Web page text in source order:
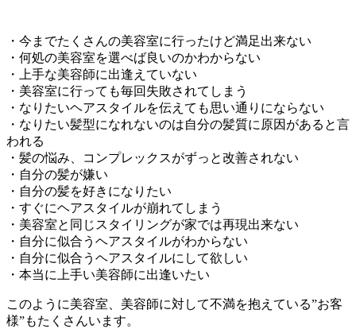
・今までたくさんの美容室に行ったけど満足出来ない
・何処の美容室を選べば良いのかわからない
・上手な美容師に出逢えていない
・美容室に行っても毎回失敗されてしまう
・なりたいヘアスタイルを伝えても思い通りにならない
・なりたい髪型になれないのは自分の髪質に原因があると言
われる
・髪の悩み、コンプレックスがずっと改善されない
・自分の髪が嫌い
・自分の髪を好きになりたい
・すぐにヘアスタイルが崩れてしまう
・美容室と同じスタイリングが家では再現出来ない
・自分に似合うヘアスタイルがわからない
・自分に似合うヘアスタイルにして欲しい
・本当に上手い美容師に出逢いたい
このように美容室、美容師に対して不満を抱えている”お客
様”もたくさんいます。